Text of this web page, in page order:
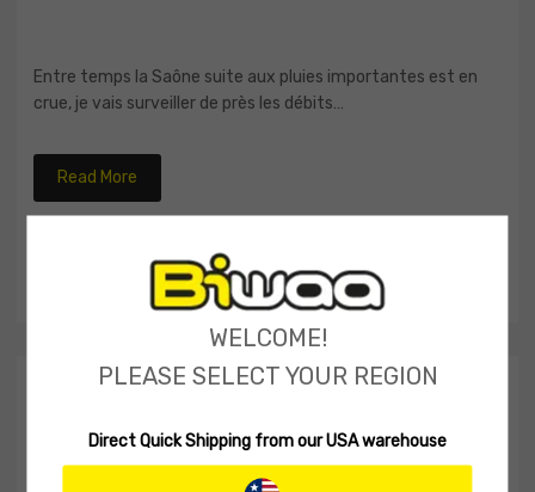
Entre temps la Saône suite aux pluies importantes est en
crue, je vais surveiller de près les débits…
Read More
0 204
ALEXANDRE CHAUX ON05/17/2012
Petite sortie à Lyon ce matin en compagnie de Xavier pour
WELCOME!
PLEASE SELECT YOUR REGION
Direct Quick Shipping from our USA warehouse